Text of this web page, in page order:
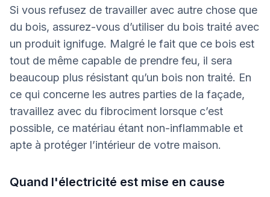
Si vous refusez de travailler avec autre chose que
du bois, assurez-vous d’utiliser du bois traité avec
un produit ignifuge. Malgré le fait que ce bois est
tout de même capable de prendre feu, il sera
beaucoup plus résistant qu’un bois non traité. En
ce qui concerne les autres parties de la façade,
travaillez avec du fibrociment lorsque c’est
possible, ce matériau étant non-inflammable et
apte à protéger l’intérieur de votre maison.
Quand l'électricité est mise en cause